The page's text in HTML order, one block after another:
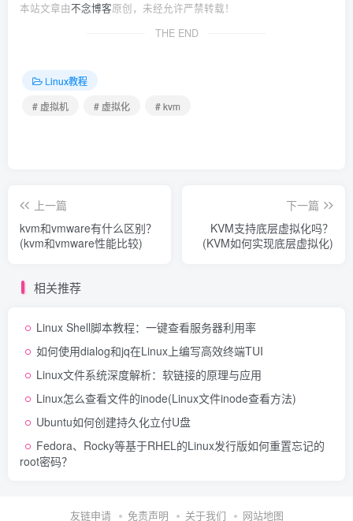
本站文章由不念博客原创，未经允许严禁转载！
THE END
Linux教程
# 虚拟机
# 虚拟化 # kvm
上一篇
kvm和vmware有什么区别？
(kvm和vmware性能比较)
下一篇
KVM支持底层虚拟化吗？
(KVM如何实现底层虚拟化)
相关推荐
Linux Shell脚本教程：一键查看服务器利用率
如何使用dialog和jq在Linux上编写高效终端TUI
Linux文件系统深度解析：软链接的原理与应用
Linux怎么查看文件的inode(Linux文件inode查看方法)
Ubuntu如何创建持久化立付U盘
Fedora、Rocky等基于RHEL的Linux发行版如何重置忘记的
root密码？
友链申请 免责声明 关于我们 网站地图